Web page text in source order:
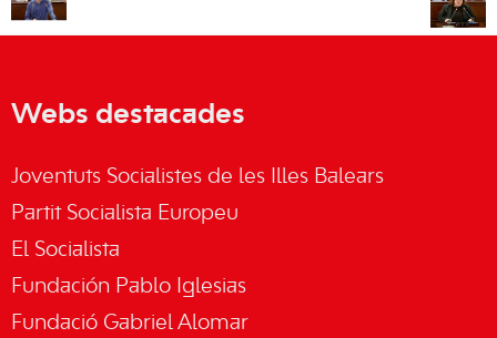
Webs destacades
Joventuts Socialistes de les Illes Balears
Partit Socialista Europeu
El Socialista
Fundación Pablo Iglesias
Fundació Gabriel Alomar